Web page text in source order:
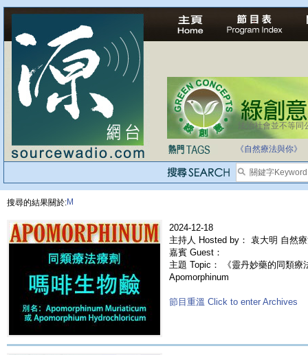
法治社會並不等同
自家教育合法化-
《自然療法與你》
搜尋的結果關於:M
2024-12-18
主持人 Hosted by： 袁大明 自然
嘉賓 Guest：
主題 Topic： 《靈丹妙藥的同類療
Apomorphinum
節目重溫 Click to enter Archives